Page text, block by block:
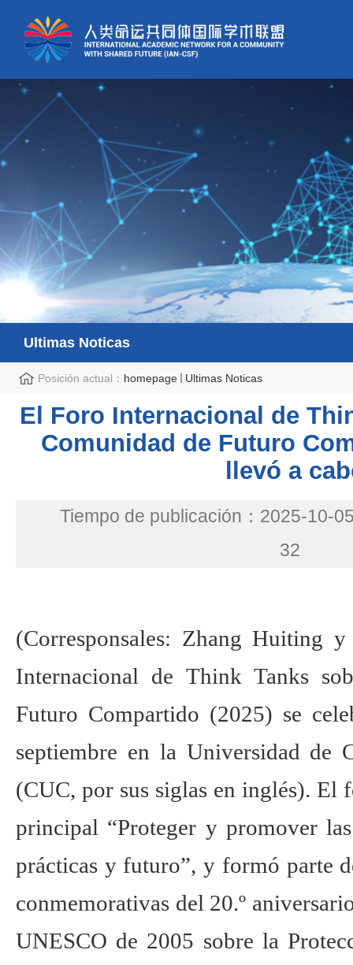
Ultimas Noticas
Posición actual： homepage Ultimas Noticas
El Foro Internacional de
Comunidad de Futuro
llevó a
Tiempo de publicación：2025-10-
32
(Corresponsales: Zhang Huiting
Internacional de Think Tanks
Futuro Compartido (2025) se
septiembre en la Universidad de
(CUC, por sus siglas en inglés). El
principal “Proteger y promover
prácticas y futuro”, y formó parte
conmemorativas del 20.º
UNESCO de 2005 sobre la